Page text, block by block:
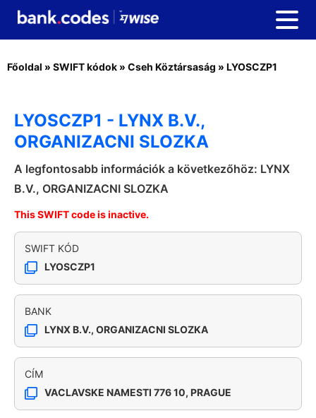
Főoldal » SWIFT kódok » Cseh Köztársaság » LYOSCZP1
LYOSCZP1 - LYNX B.V.,
ORGANIZACNI SLOZKA
A legfontosabb információk a következőhöz: LYNX
B.V., ORGANIZACNI SLOZKA
This SWIFT code is inactive.
SWIFT KÓD
LYOSCZP1
BANK
LYNX B.V., ORGANIZACNI SLOZKA
CÍM
VACLAVSKE NAMESTI 776 10, PRAGUE